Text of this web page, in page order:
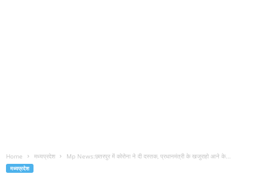
Home मध्यप्रदेश Mp News:छतरपुर में कोरोना ने दी दस्तक, प्रधानमंत्री के खजुराहो आने के...
मध्यप्रदेश